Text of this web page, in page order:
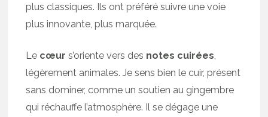
plus classiques. Ils ont préféré suivre une voie
plus innovante, plus marquée.
Le cœur s’oriente vers des notes cuirées
légèrement animales. Je sens bien le cuir, présent
sans dominer, comme un soutien au gingembre
qui réchauffe l’atmosphère. Il se dégage une